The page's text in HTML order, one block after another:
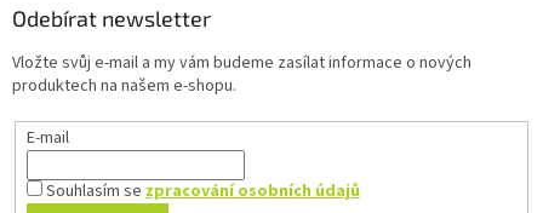
Odebírat newsletter
Vložte svůj e-mail a my vám budeme zasílat informace o nových
produktech na našem e-shopu.
E-mail
Souhlasím sezpracování osobních údajů